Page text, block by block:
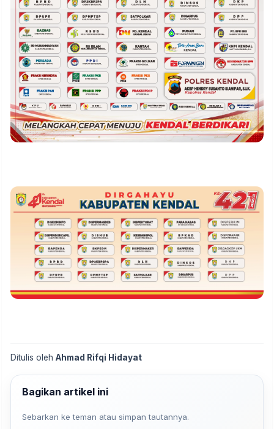
Ditulis oleh Ahmad Rifqi Hidayat
Bagikan artikel ini
Sebarkan ke teman atau simpan tautannya.